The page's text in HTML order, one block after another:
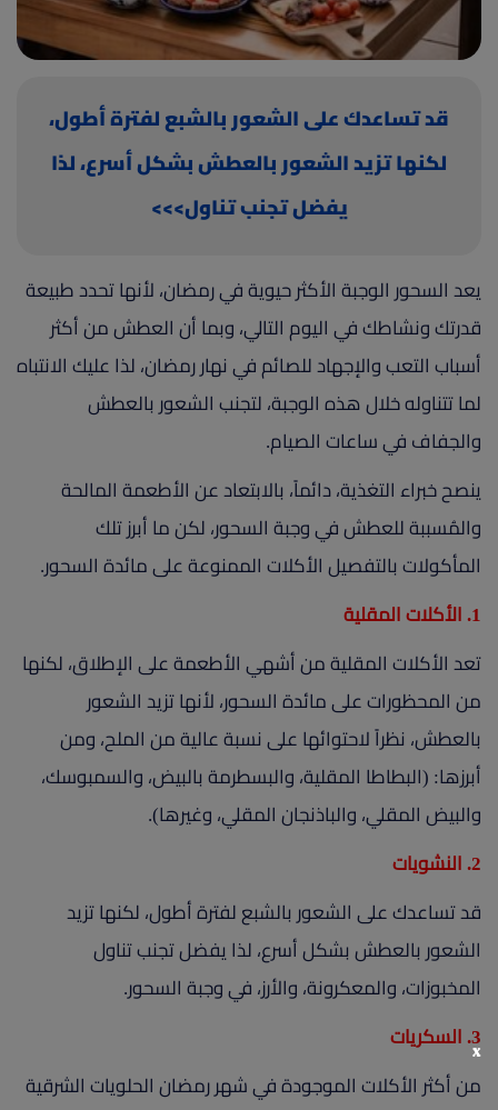
أعلن معنا(current)
قد تساعدك على الشعور بالشبع لفترة أطول،
لكنها تزيد الشعور بالعطش بشكل أسرع، لذا
يفضل تجنب تناول>>>
يعد السحور الوجبة الأكثر حيوية في رمضان، لأنها تحدد طبيعة
قدرتك ونشاطك في اليوم التالي، وبما أن العطش من أكثر
أسباب التعب والإجهاد للصائم في نهار رمضان، لذا عليك الانتباه
لما تتناوله خلال هذه الوجبة، لتجنب الشعور بالعطش
والجفاف في ساعات الصيام.
ينصح خبراء التغذية، دائماً، بالابتعاد عن الأطعمة المالحة
والمُسببة للعطش في وجبة السحور، لكن ما أبرز تلك
المأكولات بالتفصيل الأكلات الممنوعة على مائدة السحور.
1. الأكلات المقلية
تعد الأكلات المقلية من أشهي الأطعمة على الإطلاق، لكنها
من المحظورات على مائدة السحور، لأنها تزيد الشعور
بالعطش، نظراً لاحتوائها على نسبة عالية من الملح، ومن
أبرزها: (البطاطا المقلية، والبسطرمة بالبيض، والسمبوسك،
والبيض المقلي، والباذنجان المقلي، وغيرها).
2. النشويات
قد تساعدك على الشعور بالشبع لفترة أطول، لكنها تزيد
الشعور بالعطش بشكل أسرع، لذا يفضل تجنب تناول
المخبوزات، والمعكرونة، والأرز، في وجبة السحور.
3. السكريات
من أكثر الأكلات الموجودة في شهر رمضان الحلويات الشرقية
x